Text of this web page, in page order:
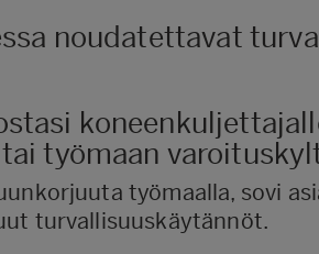
noudatettavat
työmaan
työmaalla, sovi
turvallisuuskäytännöt.